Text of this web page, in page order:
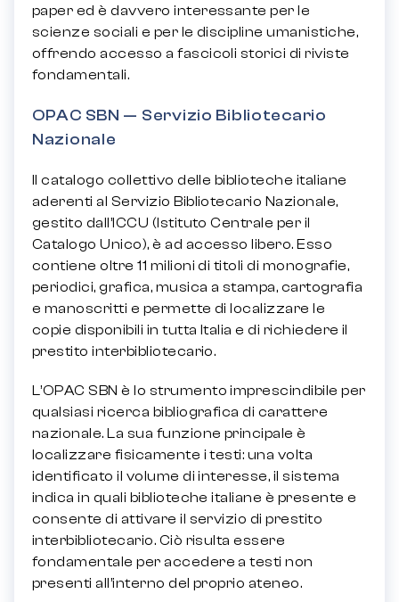
paper ed è davvero interessante per le
scienze sociali e per le discipline umanistiche,
offrendo accesso a fascicoli storici di riviste
fondamentali.
OPAC SBN — Servizio Bibliotecario
Nazionale
Il catalogo collettivo delle biblioteche italiane
aderenti al Servizio Bibliotecario Nazionale,
gestito dall’ICCU (Istituto Centrale per il
Catalogo Unico), è ad accesso libero. Esso
contiene oltre 11 milioni di titoli di monografie,
periodici, grafica, musica a stampa, cartografia
e manoscritti e permette di localizzare le
copie disponibili in tutta Italia e di richiedere il
prestito interbibliotecario.
L’OPAC SBN è lo strumento imprescindibile per
qualsiasi ricerca bibliografica di carattere
nazionale. La sua funzione principale è
localizzare fisicamente i testi: una volta
identificato il volume di interesse, il sistema
indica in quali biblioteche italiane è presente e
consente di attivare il servizio di prestito
interbibliotecario. Ciò risulta essere
fondamentale per accedere a testi non
presenti all’interno del proprio ateneo.